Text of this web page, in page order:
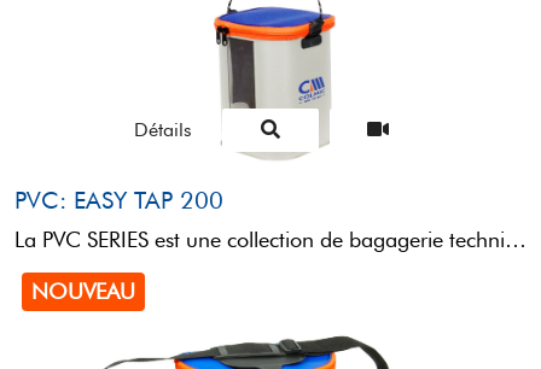
Détails
PVC: EASY TAP 200
La PVC SERIES est une collection de bagagerie technique conçue pour le transport et le rangement de ...
NOUVEAU